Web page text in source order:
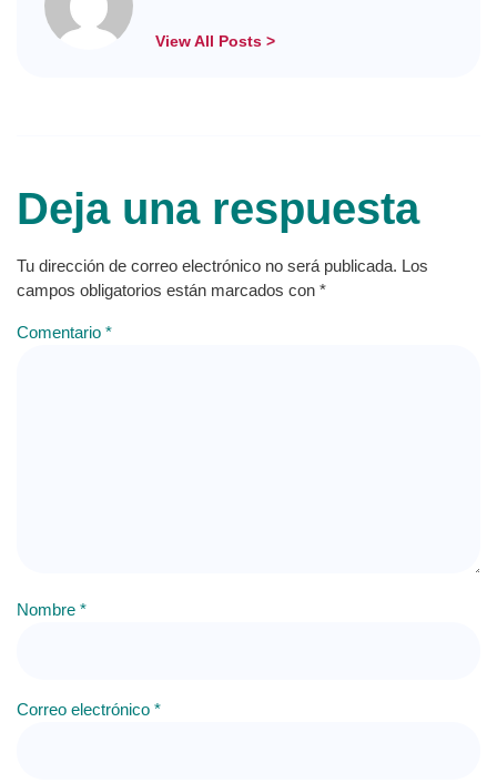
View All Posts >
Deja una respuesta
Tu dirección de correo electrónico no será publicada. Los
campos obligatorios están marcados con *
Comentario *
Nombre *
Correo electrónico *